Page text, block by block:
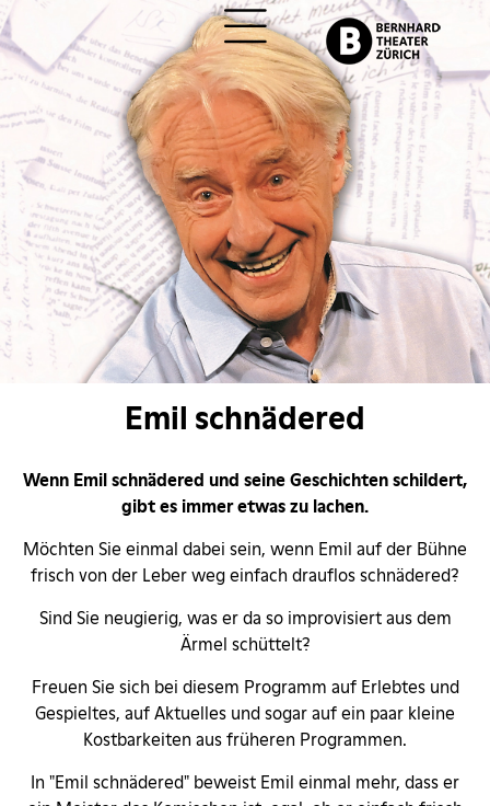
Emil schnädered
Wenn Emil schnädered und seine Geschichten schildert,
gibt es immer etwas zu lachen.
Möchten Sie einmal dabei sein, wenn Emil auf der Bühne
frisch von der Leber weg einfach drauflos schnädered?
Sind Sie neugierig, was er da so improvisiert aus dem
Ärmel schüttelt?
Freuen Sie sich bei diesem Programm auf Erlebtes und
Gespieltes, auf Aktuelles und sogar auf ein paar kleine
Kostbarkeiten aus früheren Programmen.
In "Emil schnädered" beweist Emil einmal mehr, dass er